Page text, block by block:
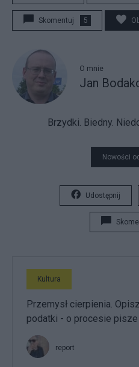
Skomentuj 5
O mnie
Jan
Brzydki. Biedny.
Nowości
Udostępnij
Kultura
Przemysł cierpienia.
podatki - o procesie pisze
report